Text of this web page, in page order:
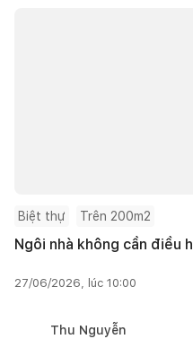
Biệt thự Trên 200m2
Ngôi nhà không cần điều
27/06/2026, lúc 10:00
Thu Nguyễn